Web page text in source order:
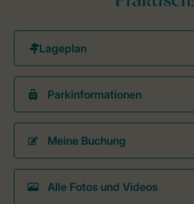
Parkinformationen
Meine Buchung
Alle Fotos und Videos